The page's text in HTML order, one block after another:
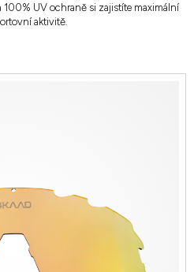
UV ochraně si zajistíte maximální
aktivitě.